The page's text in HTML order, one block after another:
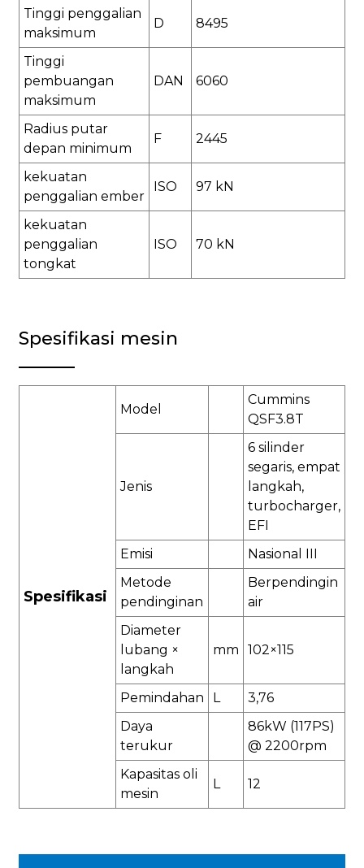
Tinggi penggalian
maksimum
D 8495
Tinggi
pembuangan
maksimum
DAN 6060
Radius putar
depan minimum
F 2445
kekuatan
penggalian ember
ISO 97 kN
kekuatan
penggalian
tongkat
ISO 70 kN
Spesifikasi mesin
Spesifikasi
Model
Cummins
QSF3.8T
Jenis
6 silinder
segaris, empat
langkah,
turbocharger,
EFI
Emisi
Nasional III
Metode
pendinginan
Berpendingin
air
Diameter
lubang ×
langkah
mm 102×115
Pemindahan L
3,76
Daya
terukur
86kW (117PS)
@ 2200rpm
Kapasitas oli
mesin
L 12